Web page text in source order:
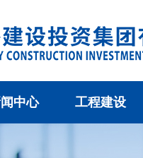
中心 工程建设